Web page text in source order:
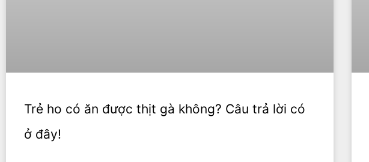
Trẻ ho có ăn được thịt gà không? Câu trả lời có
ở đây!